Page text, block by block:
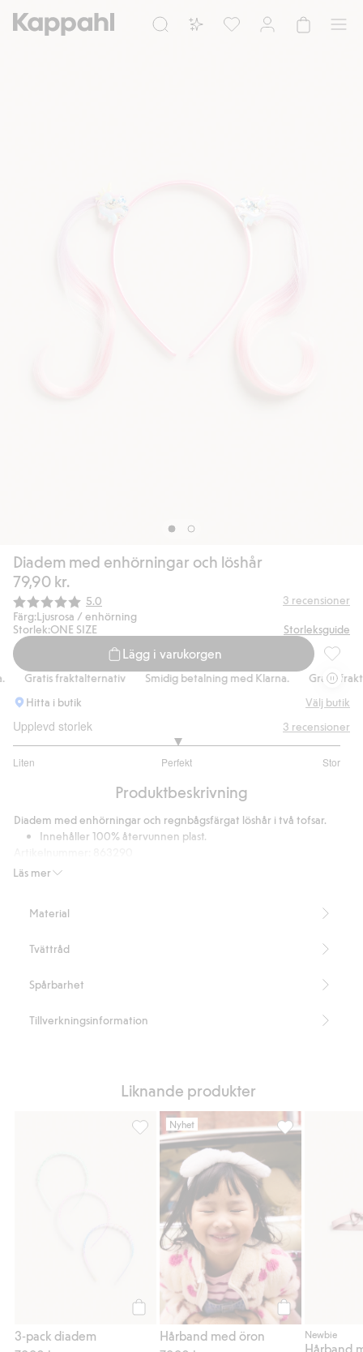
Diadem med enhörningar och löshår
79,90 kr.
Snittbetyg:
5.0 3 recensioner
Färg:Ljusrosa / enhörning
Storlek:ONE SIZE Storleksguide
Lägg i varukorgen
Gratis fraktalternativ Smidig betalning med Klarna.
Gratis
Hitta i butik
Välj butik
Upplevd storlek
Liten Perfekt Stor
utav
3
betyg
3 recensioner
Produktbeskrivning
Läs mer
Diadem med enhörningar och regnbågsfärgat löshår i två tofsar.
Innehåller 100% återvunnen plast.
Recycled plastic
Material
Tvättråd
Spårbarhet
Tillverkningsinformation
Liknande produkter
3-pack diadem
3-pack diadem, Lägg till i favoriter
Nyhet
Köp
Hårband med öron
Newbie
Hårband